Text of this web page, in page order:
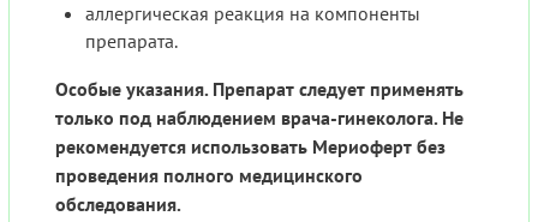
аллергическая реакция на компоненты
препарата.
Особые указания. Препарат следует применять
только под наблюдением врача-гинеколога. Не
рекомендуется использовать Мериоферт без
проведения полного медицинского
обследования.